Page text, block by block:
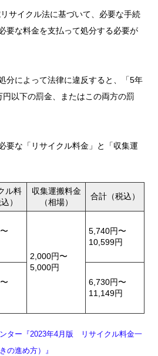
サイクル法に基づいて、必要な手続
要な料金を支払って処分する必要が
分によって法律に違反すると、「5年
以下の罰金、またはこの両方の罰
要な「リサイクル料金」と「収集運
ル料
）
収集運搬料金
（相場）
合計（税込）
2,000円〜
5,000円
5,740円〜
10,599円
6,730円〜
11,149円
ター『2023年4月版 リサイクル料金一
の進め方）』